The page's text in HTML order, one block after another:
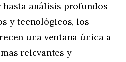
análisis profundos
y tecnológicos, los
una ventana única a
relevantes y